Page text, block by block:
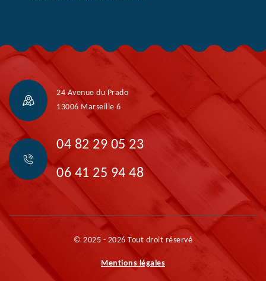
24 Avenue du Prado
13006 Marseille 6
04 82 29 05 23
06 41 25 94 48
© 2025 - 2026 Tout droit réservé
Mentions légales